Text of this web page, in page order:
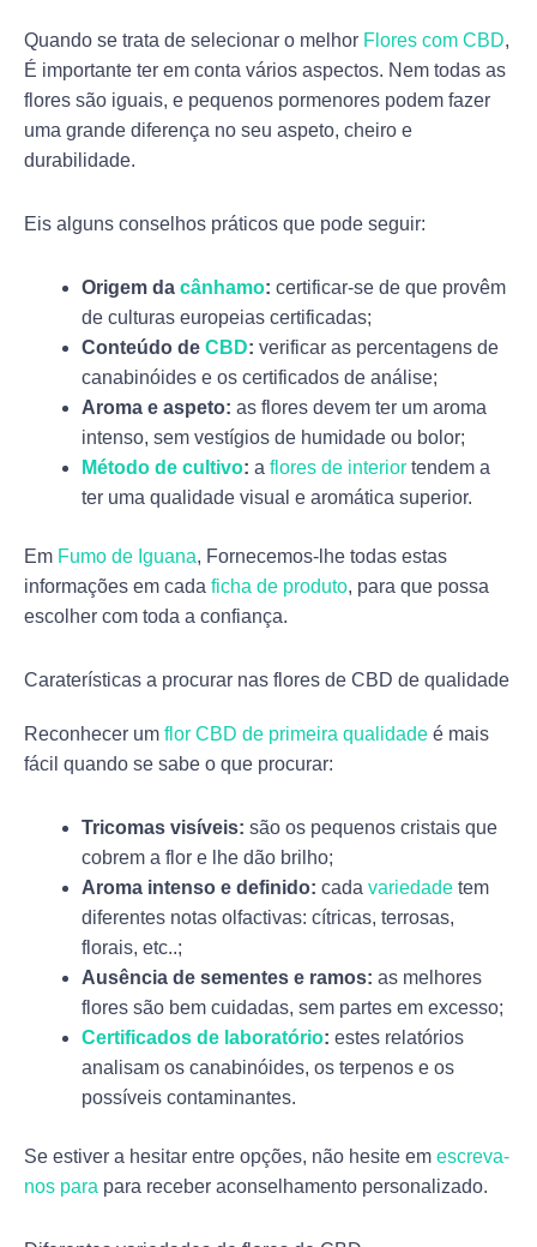
Quando se trata de selecionar o melhor Flores com CBD,
É importante ter em conta vários aspectos. Nem todas as
flores são iguais, e pequenos pormenores podem fazer
uma grande diferença no seu aspeto, cheiro e
durabilidade.
Eis alguns conselhos práticos que pode seguir:
Origem da cânhamo: certificar-se de que provêm
de culturas europeias certificadas;
Conteúdo de CBD: verificar as percentagens de
canabinóides e os certificados de análise;
Aroma e aspeto: as flores devem ter um aroma
intenso, sem vestígios de humidade ou bolor;
Método de cultivo: a flores de interior tendem a
ter uma qualidade visual e aromática superior.
Em Fumo de Iguana, Fornecemos-lhe todas estas
informações em cada ficha de produto, para que possa
escolher com toda a confiança.
Caraterísticas a procurar nas flores de CBD de qualidade
Reconhecer um flor CBD de primeira qualidade é mais
fácil quando se sabe o que procurar:
Tricomas visíveis: são os pequenos cristais que
cobrem a flor e lhe dão brilho;
Aroma intenso e definido: cada variedade tem
diferentes notas olfactivas: cítricas, terrosas,
florais, etc..;
Ausência de sementes e ramos: as melhores
flores são bem cuidadas, sem partes em excesso;
Certificados de laboratório: estes relatórios
analisam os canabinóides, os terpenos e os
possíveis contaminantes.
Se estiver a hesitar entre opções, não hesite em escreva-
nos para para receber aconselhamento personalizado.